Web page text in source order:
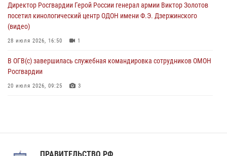
(видео)
1
Директор Росгвардии Герой России генерал армии Виктор Золотов
посетил кинологический центр ОДОН имени Ф.Э. Дзержинского
(видео)
28 июля 2026, 16:50 1
В ОГВ(с) завершилась служебная командировка сотрудников ОМОН
Росгвардии
20 июля 2026, 09:25 3
ПРАВИТЕЛЬСТВО РФ